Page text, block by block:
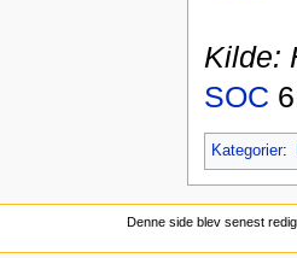
Kilde:
SOC
Kategorier:
Denne side blev senest